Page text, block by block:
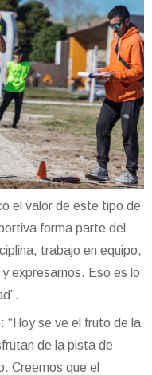
el valor de este tipo de
forma parte del
trabajo en equipo,
expresarnos. Eso es lo
“Hoy se ve el fruto de la
de la pista de
Creemos que el